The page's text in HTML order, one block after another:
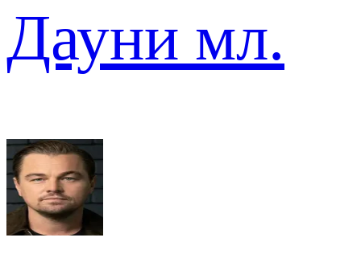
Дауни мл.